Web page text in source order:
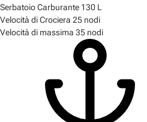
Serbatoio Carburante 130 L
Velocità di Crociera 25 nodi
Velocità di massima 35 nodi